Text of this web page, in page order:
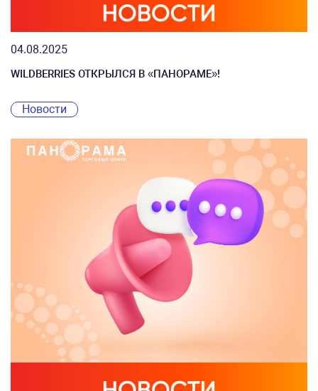
04.08.2025
WILDBERRIES ОТКРЫЛСЯ В «ПАНОРАМЕ»!
Новости